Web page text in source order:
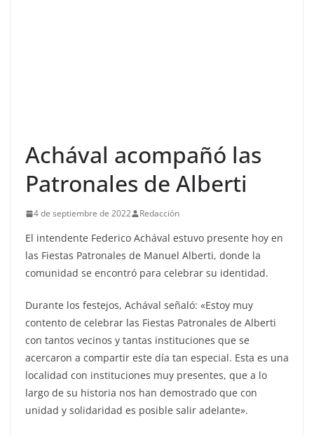
Achával acompañó las
Patronales de Alberti
4 de septiembre de 2022 Redacción
El intendente Federico Achával estuvo presente hoy en
las Fiestas Patronales de Manuel Alberti, donde la
comunidad se encontró para celebrar su identidad.
Durante los festejos, Achával señaló: «Estoy muy
contento de celebrar las Fiestas Patronales de Alberti
con tantos vecinos y tantas instituciones que se
acercaron a compartir este día tan especial. Esta es una
localidad con instituciones muy presentes, que a lo
largo de su historia nos han demostrado que con
unidad y solidaridad es posible salir adelante».